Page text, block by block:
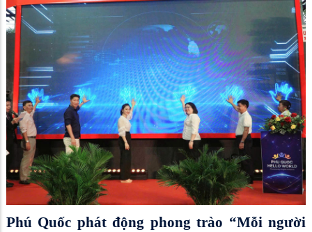
Phú Quốc phát động phong trào “Mỗi người